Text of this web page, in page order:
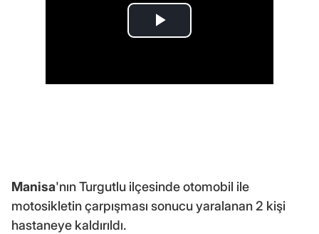
Manisa'nın Turgutlu ilçesinde otomobil ile
motosikletin çarpışması sonucu yaralanan 2 kişi
hastaneye kaldırıldı.